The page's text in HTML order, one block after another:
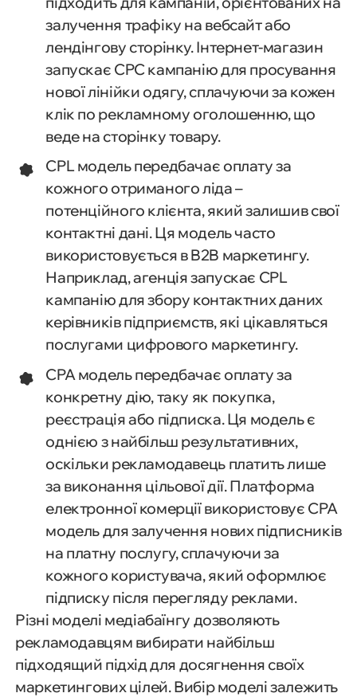
залучення трафіку на вебсайт або
лендінгову сторінку. Інтернет-магазин
запускає CPC кампанію для просування
нової лінійки одягу, сплачуючи за кожен
клік по рекламному оголошенню, що
веде на сторінку товару.
CPL модель передбачає оплату за
кожного отриманого ліда –
потенційного клієнта, який залишив свої
контактні дані. Ця модель часто
використовується в B2B маркетингу.
Наприклад, агенція запускає CPL
кампанію для збору контактних даних
керівників підприємств, які цікавляться
послугами цифрового маркетингу.
CPA модель передбачає оплату за
конкретну дію, таку як покупка,
реєстрація або підписка. Ця модель є
однією з найбільш результативних,
оскільки рекламодавець платить лише
за виконання цільової дії. Платформа
електронної комерції використовує CPA
модель для залучення нових підписників
на платну послугу, сплачуючи за
кожного користувача, який оформлює
підписку після перегляду реклами.
Різні моделі медіабаїнгу дозволяють
рекламодавцям вибирати найбільш
підходящий підхід для досягнення своїх
маркетингових цілей. Вибір моделі залежить